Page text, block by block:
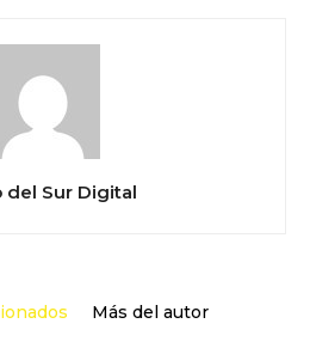
del Sur Digital
Más del autor